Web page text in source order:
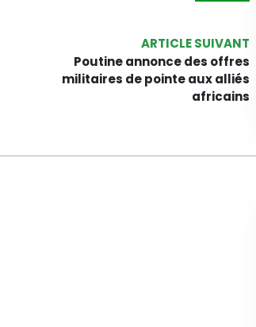
ARTICLE SUIVANT
Poutine annonce des offres
militaires de pointe aux alliés
africains